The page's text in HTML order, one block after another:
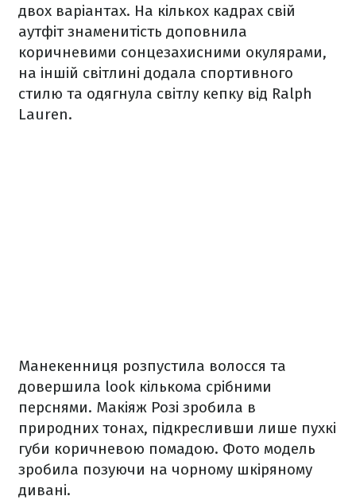
двох варіантах. На кількох кадрах свій
аутфіт знаменитість доповнила
коричневими сонцезахисними окулярами,
на іншій світлині додала спортивного
стилю та одягнула світлу кепку від Ralph
Lauren.
Манекенниця розпустила волосся та
довершила look кількома срібними
перснями. Макіяж Розі зробила в
природних тонах, підкресливши лише пухкі
губи коричневою помадою. Фото модель
зробила позуючи на чорному шкіряному
дивані.